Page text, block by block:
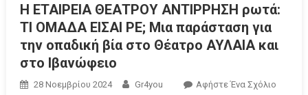
Η ΕΤΑΙΡΕΙΑ ΘΕΑΤΡΟΥ ΑΝΤΙΡΡΗΣΗ ρωτά:
ΤΙ ΟΜΑΔΑ ΕΙΣΑΙ ΡΕ; Μια παράσταση για
την οπαδική βία στο Θέατρο ΑΥΛΑΙΑ και
στο Ιβανώφειο
28 Νοεμβρίου 2024 Gr4you Αφήστε Ένα Σχόλιο